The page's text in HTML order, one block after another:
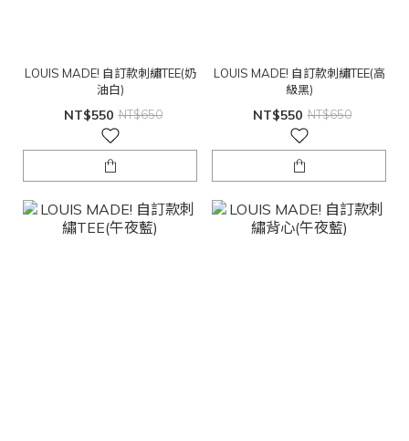
LOUIS MADE! 自訂款刺繡TEE(奶
油白)
NT$550 NT$650
LOUIS MADE! 自訂款刺繡TEE(高
級黑)
NT$550 NT$650